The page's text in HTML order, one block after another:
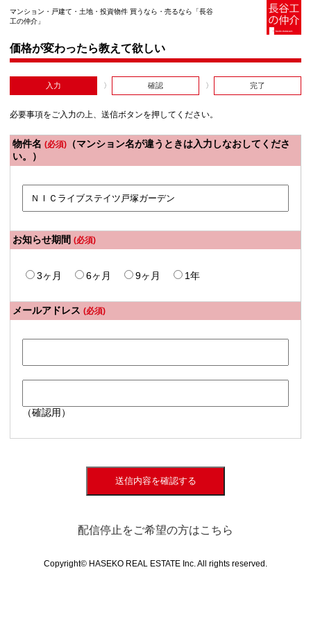
マンション・戸建て・土地・投資物件 買うなら・売るなら「長谷
工の仲介」
価格が変わったら教えて欲しい
入力 確認 完了
必要事項をご入力の上、送信ボタンを押してください。
物件名 (必須) （マンション名が違うときは入力しなおしてくださ
い。）
お知らせ期間 (必須)
3ヶ月 6ヶ月 9ヶ月 1年
メールアドレス (必須)
（確認用）
送信内容を確認する
配信停止をご希望の方はこちら
Copyright© HASEKO REAL ESTATE Inc. All rights reserved.